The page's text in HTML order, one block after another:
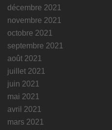
décembre 2021
novembre 2021
octobre 2021
septembre 2021
août 2021
juillet 2021
juin 2021
mai 2021
avril 2021
mars 2021